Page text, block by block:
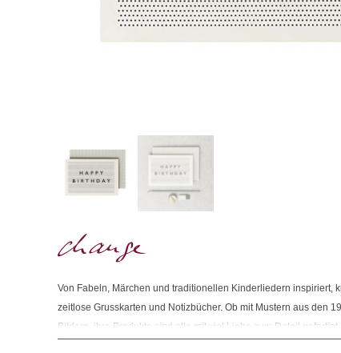
Von Fabeln, Märchen und traditionellen Kinderliedern inspiriert,
zeitlose Grusskarten und Notizbücher. Ob mit Mustern aus den
Bildern, ihre Produkte sind alle mit viel Liebe zum Detail